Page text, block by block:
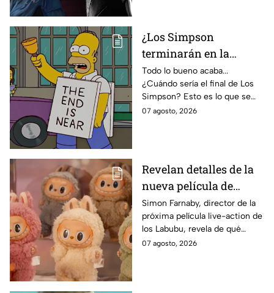
¿Los Simpson
terminarán en la
temporada 40? Actriz
de Bart Simpson da
IMPACTANTE
declaración
Todo lo bueno acaba...
¿Cuándo sería el final de Los
Simpson? Esto es lo que se
sabe:
07 agosto, 2026
Revelan detalles de la
nueva película de
Labubu: de qué tratará
y cuándo se estrena
Simon Farnaby, director de la
próxima película live-action de
los Labubu, revela de qué
tratará la cinta. Aquí te
07 agosto, 2026